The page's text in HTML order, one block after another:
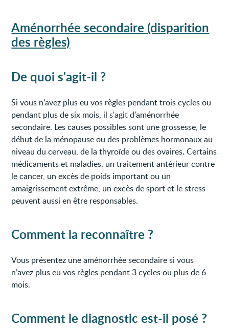
Aménorrhée secondaire (disparition
des règles)
De quoi s'agit-il ?
Si vous n’avez plus eu vos règles pendant trois cycles ou
pendant plus de six mois, il s'agit d'aménorrhée
secondaire. Les causes possibles sont une grossesse, le
début de la ménopause ou des problèmes hormonaux au
niveau du cerveau, de la thyroïde ou des ovaires. Certains
médicaments et maladies, un traitement antérieur contre
le cancer, un excès de poids important ou un
amaigrissement extrême, un excès de sport et le stress
peuvent aussi en être responsables.
Comment la reconnaître ?
Vous présentez une aménorrhée secondaire si vous
n’avez plus eu vos règles pendant 3 cycles ou plus de 6
mois.
Comment le diagnostic est-il posé ?